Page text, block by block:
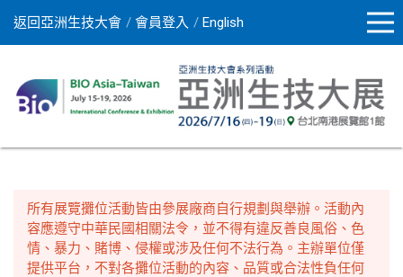
返回亞洲生技大會 會員登入 English
所有展覽攤位活動皆由參展廠商自行規劃與舉辦。活動內
容應遵守中華民國相關法令，並不得有違反善良風俗、色
情、暴力、賭博、侵權或涉及任何不法行為。主辦單位僅
提供平台，不對各攤位活動的內容、品質或合法性負任何